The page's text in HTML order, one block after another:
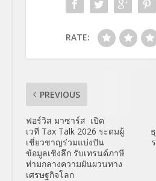
RATE:
PREVIOUS
ฟอร์วิส มาซาร์ส เปิด
เวที Tax Talk 2026 ระดมผู้
เชี่ยวชาญร่วมแบ่งปัน
ข้อมูลเชิงลึก รับเทรนด์ภาษี
ท่ามกลางความผันผวนทาง
เศรษฐกิจโลก